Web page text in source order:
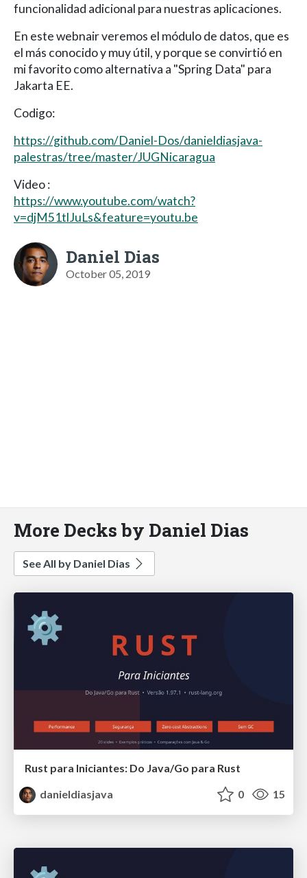
funcionalidad adicional para nuestras aplicaciones.
En este webnair veremos el módulo de datos, que es
el más conocido y muy útil, y porque se convirtió en
mi favorito como alternativa a "Spring Data" para
Jakarta EE.
Codigo:
https://github.com/Daniel-Dos/danieldiasjava-
palestras/tree/master/JUGNicaragua
Video :
https://www.youtube.com/watch?
v=djM51tlJuLs&feature=youtu.be
Daniel Dias
October 05, 2019
More Decks by Daniel Dias
See All by Daniel Dias
Rust para Iniciantes: Do Java/Go para Rust
danieldiasjava
0 15